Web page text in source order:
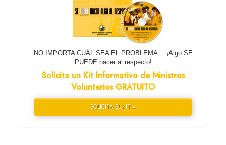
NO IMPORTA CUÁL SEA EL PROBLEMA… ¡Algo SE
PUEDE hacer al respecto!
Solicita un Kit Informativo de Ministros
Voluntarios GRATUITO
SOLICITA EL KIT »